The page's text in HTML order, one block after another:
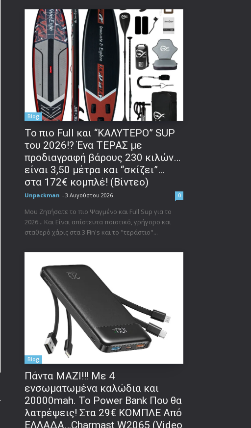
Blog
To πιο Full και “ΚΑΛΥΤΕΡΟ” SUP
του 2026!? Ένα ΤΕΡΑΣ με
προδιαγραφή βάρους 230 κιλών…
είναι 3,50 μέτρα και “σκίζει”…
στα 172€ κομπλέ! (Βίντεο)
Unpackman - 3 Αυγούστου 2026 0
Μου Ζητήσατε το πιο Ψαγμένο και Full Sup για το
2026... Και Είναι απίστευτα ποιοτικό, γρήγορο και
σταθερό χάρις στα 3 Fin's και το "τεράστιο"...
Blog
Πάντα ΜΑΖΙ!!! Με 4
ενσωματωμένα καλώδια και
20000mah. Το Power Bank Που θα
λατρέψεις! Στα 29€ ΚΟΜΠΛΕ Από
ΕΛΛΑΔΑ…Charmast W2065 (Video